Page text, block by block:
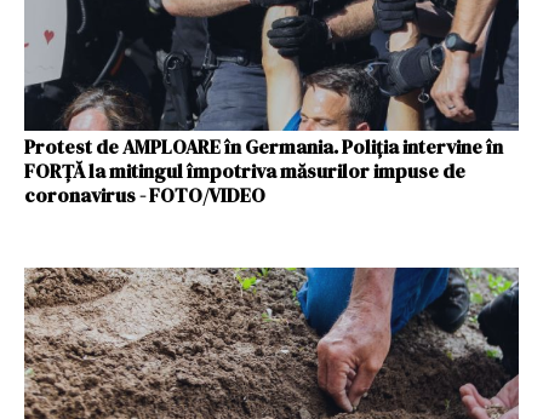
Protest de AMPLOARE în Germania. Poliția intervine în
FORȚĂ la mitingul împotriva măsurilor impuse de
coronavirus - FOTO/VIDEO